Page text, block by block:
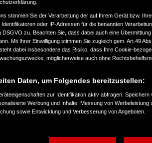
stimmen Sie der Verarbeitung der auf Ihrem Gerät bzw.
oder IP-Adressen für die benannten
zu. Beachten Sie, dass dabei auch eine Übermittlung
Mit Ihrer Einwilligung stimmen Sie zugleich gem. Art.49
dabei insbesondere das Risiko, dass Ihre Cookie-
möglicherweise auch ohne
Daten, um Folgendes bereitzustellen:
zur Identifikation aktiv abfragen. Speichern
Werbung und Inhalte, Messung von Werbeleistung
sowie Entwicklung und Verbesserung von Angeboten.